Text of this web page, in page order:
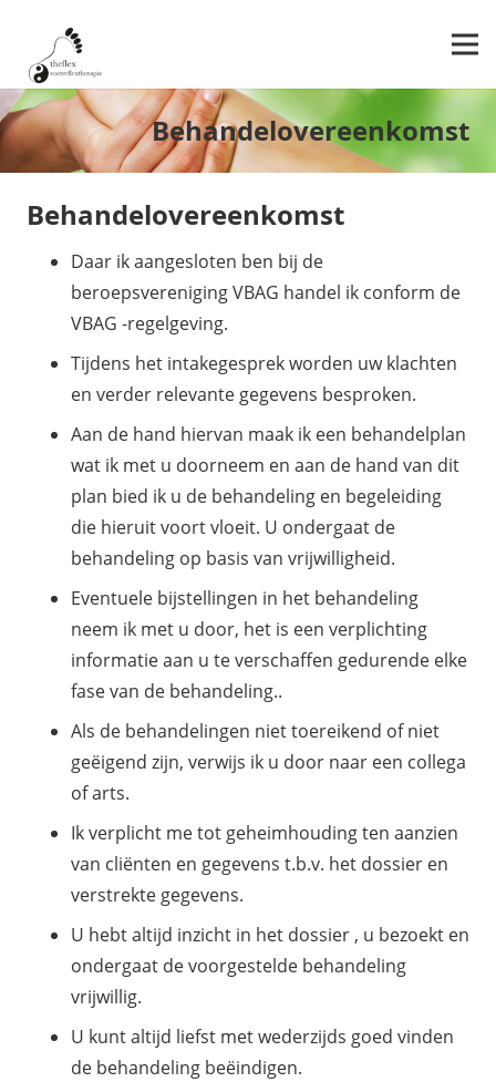
Behandelovereenkomst
Behandelovereenkomst
Daar ik aangesloten ben bij de
beroepsvereniging VBAG handel ik conform de
VBAG -regelgeving.
Tijdens het intakegesprek worden uw klachten
en verder relevante gegevens besproken.
Aan de hand hiervan maak ik een behandelplan
wat ik met u doorneem en aan de hand van dit
plan bied ik u de behandeling en begeleiding
die hieruit voort vloeit. U ondergaat de
behandeling op basis van vrijwilligheid.
Eventuele bijstellingen in het behandeling
neem ik met u door, het is een verplichting
informatie aan u te verschaffen gedurende elke
fase van de behandeling..
Als de behandelingen niet toereikend of niet
geëigend zijn, verwijs ik u door naar een collega
of arts.
Ik verplicht me tot geheimhouding ten aanzien
van cliënten en gegevens t.b.v. het dossier en
verstrekte gegevens.
U hebt altijd inzicht in het dossier , u bezoekt en
ondergaat de voorgestelde behandeling
vrijwillig.
U kunt altijd liefst met wederzijds goed vinden
de behandeling beëindigen.